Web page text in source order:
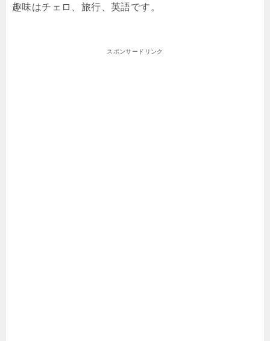
趣味はチェロ、旅行、英語です。
スポンサードリンク